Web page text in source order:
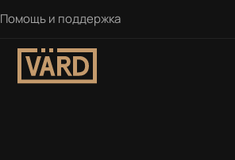
Помощь и поддержка